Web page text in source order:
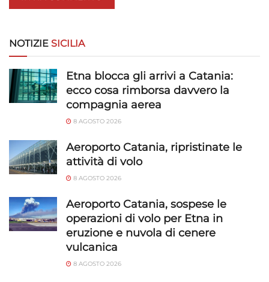
NOTIZIE SICILIA
Etna blocca gli arrivi a Catania:
ecco cosa rimborsa davvero la
compagnia aerea
8 AGOSTO 2026
Aeroporto Catania, ripristinate le
attività di volo
8 AGOSTO 2026
Aeroporto Catania, sospese le
operazioni di volo per Etna in
eruzione e nuvola di cenere
vulcanica
8 AGOSTO 2026